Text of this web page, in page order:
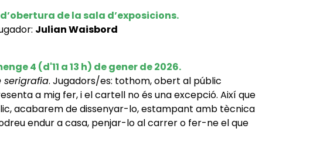
de la sala d’exposicions.
Julian Waisbord
4 (d'11 a 13 h) de gener de 2026.
serigrafia. Jugadors/es: tothom, obert al públic
a mig fer, i el cartell no és una excepció. Així que
acabarem de dissenyar-lo, estampant amb tècnica
endur a casa, penjar-lo al carrer o fer-ne el que